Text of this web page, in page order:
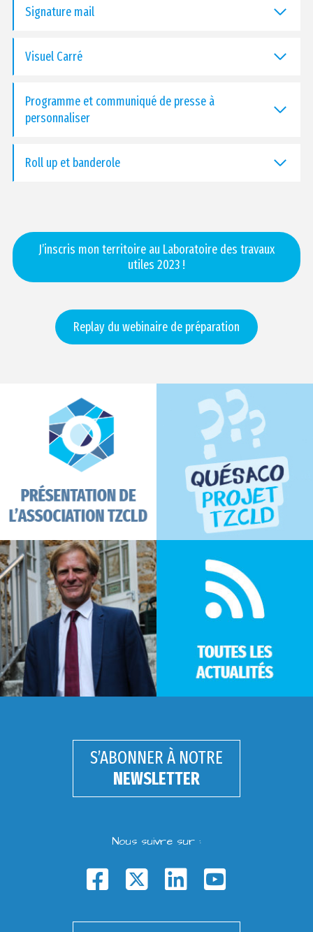
Signature mail
Visuel Carré
Programme et communiqué de presse à
personnaliser
Roll up et banderole
J’inscris mon territoire au Laboratoire des travaux
utiles 2023 !
Replay du webinaire de préparation
S’ABONNER À NOTRE
NEWSLETTER
Nous suivre sur :